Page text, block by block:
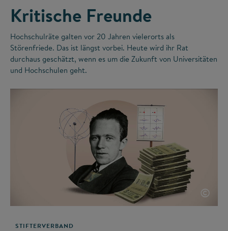
Kritische Freunde
Hochschulräte galten vor 20 Jahren vielerorts als
Störenfriede. Das ist längst vorbei. Heute wird ihr Rat
durchaus geschätzt, wenn es um die Zukunft von Universitäten
und Hochschulen geht.
©
STIFTERVERBAND